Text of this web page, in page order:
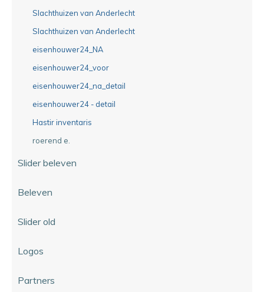
Slachthuizen van Anderlecht
Slachthuizen van Anderlecht
eisenhouwer24_NA
eisenhouwer24_voor
eisenhouwer24_na_detail
eisenhouwer24 - detail
Hastir inventaris
roerend e.
Slider beleven
Beleven
Slider old
Logos
Partners